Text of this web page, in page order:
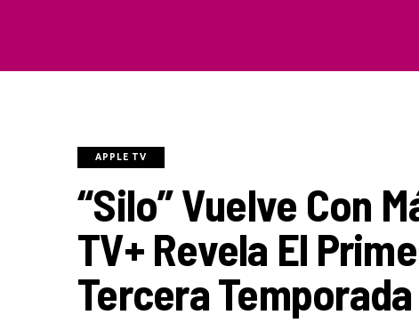
APPLE TV
“Silo” Vuelve Con
TV+ Revela El
Tercera Temporada